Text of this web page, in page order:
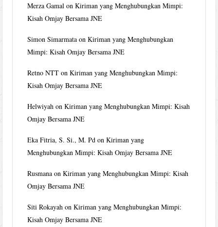
Merza Gamal onKiriman yang Menghubungkan Mimpi:
Kisah Omjay Bersama JNE
Simon Simarmata onKiriman yang Menghubungkan
Mimpi: Kisah Omjay Bersama JNE
Retno NTT onKiriman yang Menghubungkan Mimpi:
Kisah Omjay Bersama JNE
Helwiyah onKiriman yang Menghubungkan Mimpi: Kisah
Omjay Bersama JNE
Eka Fitria, S. Si., M. Pd onKiriman yang
Menghubungkan Mimpi: Kisah Omjay Bersama JNE
Rusmana onKiriman yang Menghubungkan Mimpi: Kisah
Omjay Bersama JNE
Siti Rokayah onKiriman yang Menghubungkan Mimpi:
Kisah Omjay Bersama JNE